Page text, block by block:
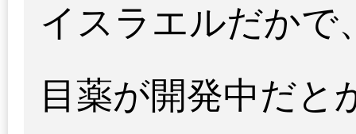
イスラエルだかで
目薬が開発中だと